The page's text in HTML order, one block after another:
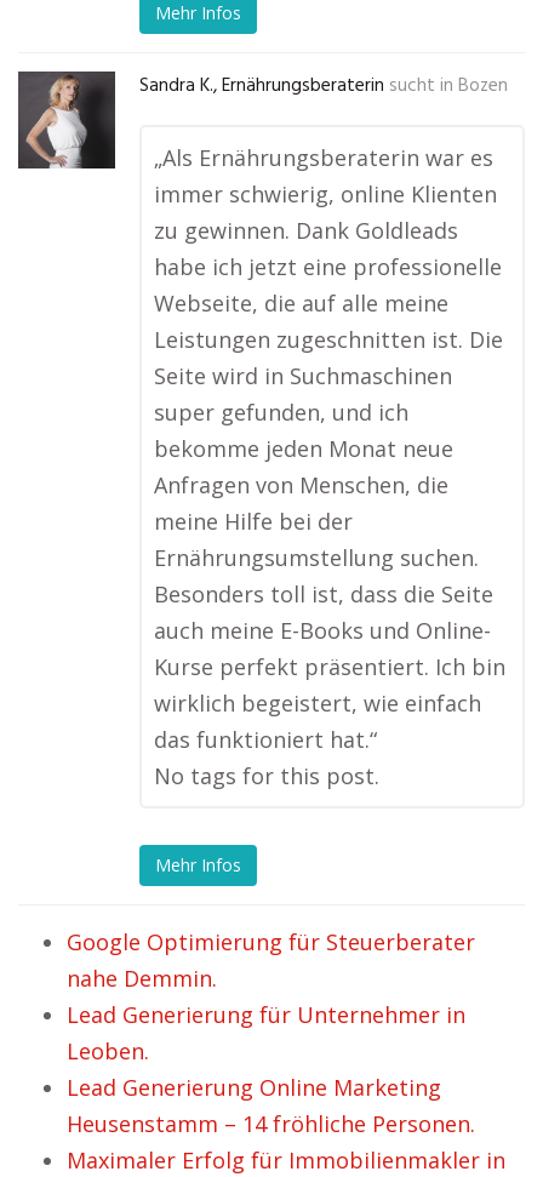
Mehr Infos
Sandra K., Ernährungsberaterin sucht in Bozen
„Als Ernährungsberaterin war es
immer schwierig, online Klienten
zu gewinnen. Dank Goldleads
habe ich jetzt eine professionelle
Webseite, die auf alle meine
Leistungen zugeschnitten ist. Die
Seite wird in Suchmaschinen
super gefunden, und ich
bekomme jeden Monat neue
Anfragen von Menschen, die
meine Hilfe bei der
Ernährungsumstellung suchen.
Besonders toll ist, dass die Seite
auch meine E-Books und Online-
Kurse perfekt präsentiert. Ich bin
wirklich begeistert, wie einfach
das funktioniert hat.“
No tags for this post.
Mehr Infos
Google Optimierung für Steuerberater
nahe Demmin.
Lead Generierung für Unternehmer in
Leoben.
Lead Generierung Online Marketing
Heusenstamm – 14 fröhliche Personen.
Maximaler Erfolg für Immobilienmakler in